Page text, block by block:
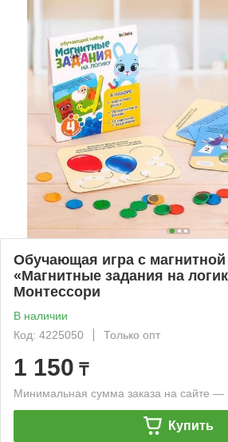
Обучающая игра с магнитной
«Магнитные задания на
Монтессори
В наличии
Код: 4225050
Только опт
1 150 ₸
Минимальная сумма заказа на сайте —
Купить